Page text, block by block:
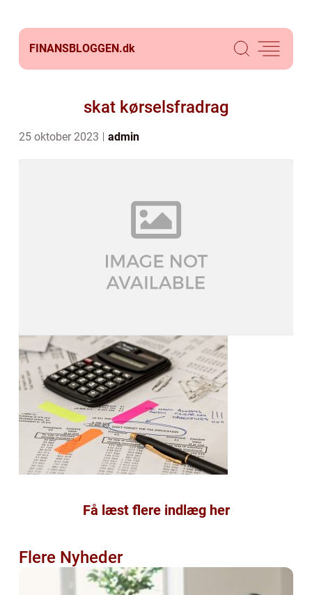
FINANSBLOGGEN.dk
skat kørselsfradrag
25 oktober 2023 admin
Få læst flere indlæg her
Flere Nyheder